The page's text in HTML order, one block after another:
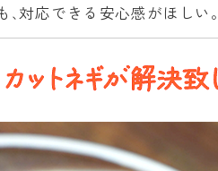
対応できる安心感がほしい。